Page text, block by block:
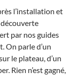
l’installation et
découverte
par nos guides
On parle d’un
le plateau, d’un
Rien n’est gagné,